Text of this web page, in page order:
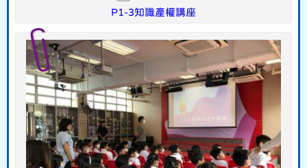
P1-3知識產權講座